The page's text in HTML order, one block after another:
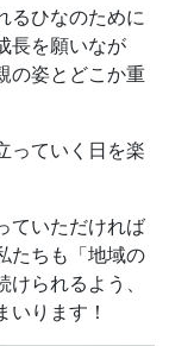
るひなのために
長を願いなが
の姿とどこか重
っていく日を楽
ていただければ
たちも「地域の
られるよう、
ります！